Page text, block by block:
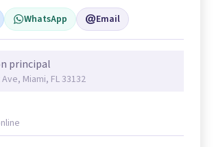
WhatsApp Email
principal
Ave, Miami, FL 33132